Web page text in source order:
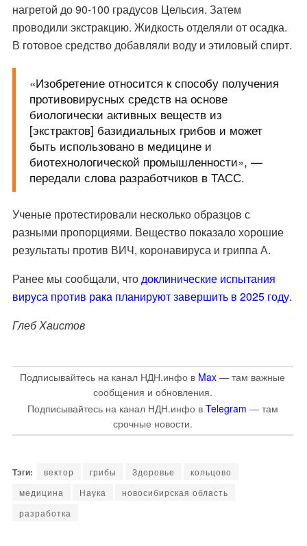
нагретой до 90-100 градусов Цельсия. Затем
проводили экстракцию. Жидкость отделяли от осадка.
В готовое средство добавляли воду и этиловый спирт.
«Изобретение относится к способу получения
противовирусных средств на основе
биологически активных веществ из
[экстрактов] базидиальных грибов и может
быть использовано в медицине и
биотехнологической промышленности», —
передали слова разработчиков в ТАСС.
Ученые протестировали несколько образцов с
разными пропорциями. Вещество показало хорошие
результаты против ВИЧ, коронавируса и гриппа А.
Ранее мы сообщали, чтодоклинические испытания
вируса против рака планируют завершить в 2025 году.
Глеб Хаистов
Подписывайтесь на канал НДН.инфо в Max — там важные
сообщения и обновления.
Подписывайтесь на канал НДН.инфо в Telegram — там
срочные новости.
вектор грибы Здоровье
кольцово
медицина
Наука
новосибирская область
разработка